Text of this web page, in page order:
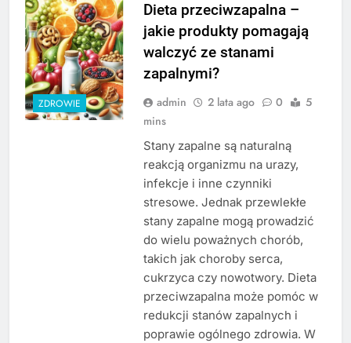
ZDROWIE
Dieta przeciwzapalna –
jakie produkty pomagają
walczyć ze stanami
zapalnymi?
admin 2 lata ago 0
5
mins
Stany zapalne są naturalną
reakcją organizmu na urazy,
infekcje i inne czynniki
stresowe. Jednak przewlekłe
stany zapalne mogą prowadzić
do wielu poważnych chorób,
takich jak choroby serca,
cukrzyca czy nowotwory. Dieta
przeciwzapalna może pomóc w
redukcji stanów zapalnych i
poprawie ogólnego zdrowia. W